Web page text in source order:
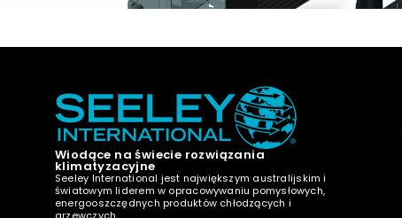
Wiodące na świecie rozwiązania
klimatyzacyjne
Seeley International jest największym australijskim i
światowym liderem w opracowywaniu pomysłowych,
energooszczędnych produktów chłodzących i